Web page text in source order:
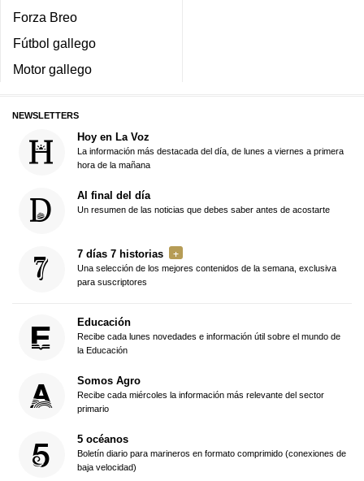
Forza Breo
Fútbol gallego
Motor gallego
NEWSLETTERS
Hoy en La Voz
La información más destacada del día, de lunes a viernes a primera
hora de la mañana
Al final del día
Un resumen de las noticias que debes saber antes de acostarte
7 días 7 historias
Una selección de los mejores contenidos de la semana, exclusiva
para suscriptores
Educación
Recibe cada lunes novedades e información útil sobre el mundo de
la Educación
Somos Agro
Recibe cada miércoles la información más relevante del sector
primario
5 océanos
Boletín diario para marineros en formato comprimido (conexiones de
baja velocidad)